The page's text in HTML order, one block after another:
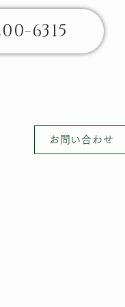
6315
お問い合わせ